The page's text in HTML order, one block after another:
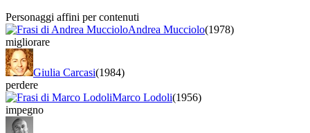
Personaggi affini per contenuti
Andrea Mucciolo(1978)
migliorare
Giulia Carcasi(1984)
perdere
Marco Lodoli(1956)
impegno